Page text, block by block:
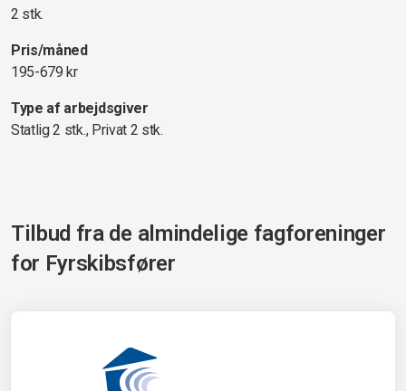
2 stk.
Pris/måned
195-679 kr
Type af arbejdsgiver
Statlig 2 stk., Privat 2 stk.
Tilbud fra de almindelige fagforeninger
for Fyrskibsfører